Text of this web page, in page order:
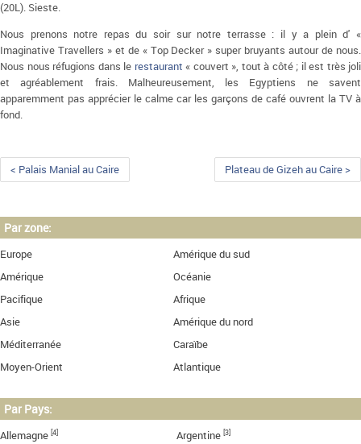
(20L). Sieste.
Nous prenons notre repas du soir sur notre terrasse : il y a plein d' «
Imaginative Travellers » et de « Top Decker » super bruyants autour de nous.
Nous nous réfugions dans le restaurant « couvert », tout à côté ; il est très joli
et agréablement frais. Malheureusement, les Egyptiens ne savent
apparemment pas apprécier le calme car les garçons de café ouvrent la TV à
fond.
< Palais Manial au Caire Plateau de Gizeh au Caire >
Par zone:
Europe
Amérique du sud
Amérique
Océanie
Pacifique
Afrique
Asie
Amérique du nord
Méditerranée
Caraïbe
Moyen-Orient
Atlantique
Par Pays:
Allemagne [4] Argentine [3]